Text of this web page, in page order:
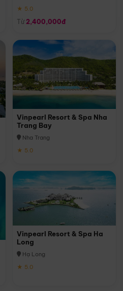
★ 5.0
Từ 2,400,000đ
Vinpearl Resort & Spa Nha
Trang Bay
Nha Trang
★ 5.0
Vinpearl Resort & Spa Ha
Long
Hạ Long
★ 5.0